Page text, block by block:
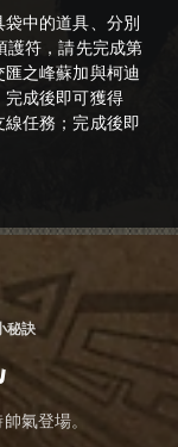
袋中的道具、分別
護符，請先完成第
之峰蘇加與柯迪
完成後即可獲得
線任務；完成後即
秘訣
氣登場。